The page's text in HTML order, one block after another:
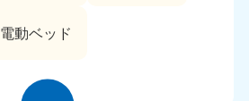
電動ベッド